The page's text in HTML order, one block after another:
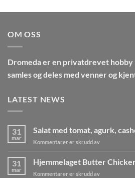
OM OSS
Dromedaer en privatdrevet
samles og deles med venner og
LATEST NEWS
31
mar
Salat med tomat, agurk,
Kommentarer er skrudd avfor
med
31
mar
Hjemmelaget Butter
Kommentarer er skrudd avfor